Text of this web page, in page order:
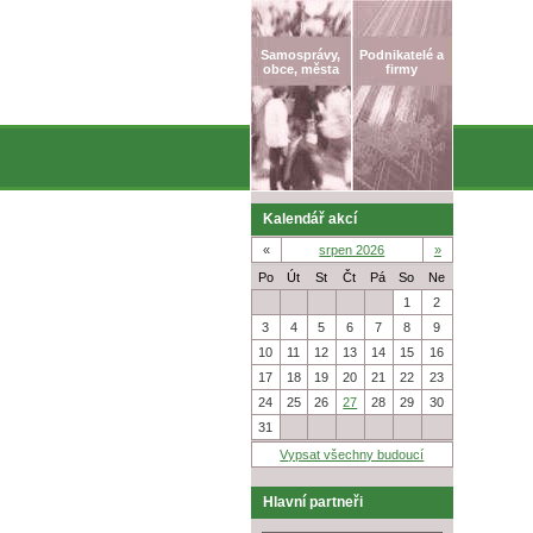
Samosprávy,
obce, města
Podnikatelé a
firmy
Kalendář akcí
« srpen 2026
»
Po
Út St Čt Pá So
Ne
1
2
3
4 5 6 7 8
9
10
11 12 13 14 15
16
17
18 19 20 21 22
23
24
25 26 27 28 29
30
31
Vypsat všechny budoucí
Hlavní partneři